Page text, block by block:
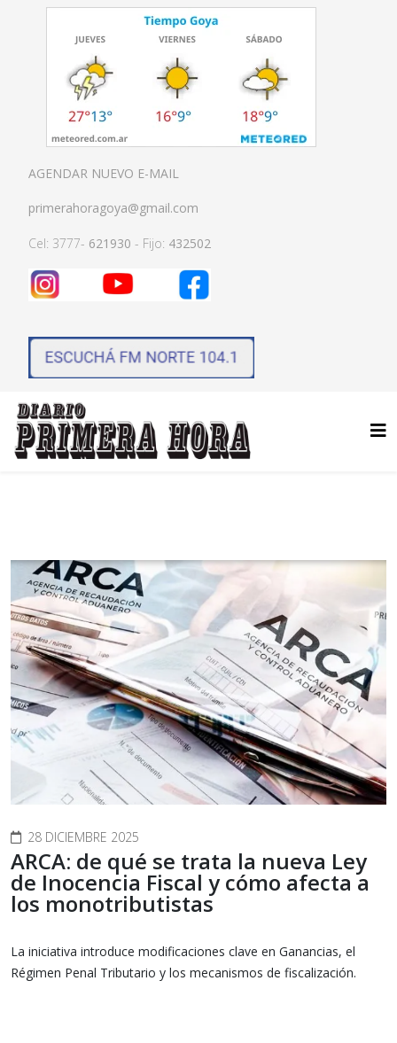
AGENDAR NUEVO E-MAIL
primerahoragoya@gmail.com
Cel: 3777- 621930 - Fijo: 432502
28 DICIEMBRE 2025
ARCA: de qué se trata la nueva Ley
de Inocencia Fiscal y cómo afecta a
los monotributistas
La iniciativa introduce modificaciones clave en Ganancias, el
Régimen Penal Tributario y los mecanismos de fiscalización.